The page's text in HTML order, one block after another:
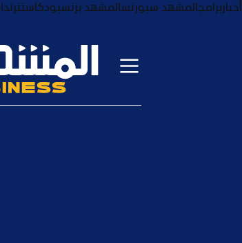
أخباربرامجالمشهد سبورتسالمشهد بزنسبودكاست